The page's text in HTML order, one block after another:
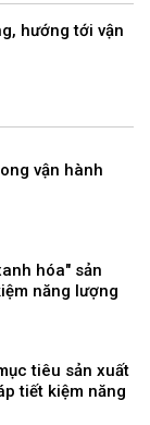
hướng tới vận
vận hành
hóa" sản
năng lượng
tiêu sản xuất
tiết kiệm năng